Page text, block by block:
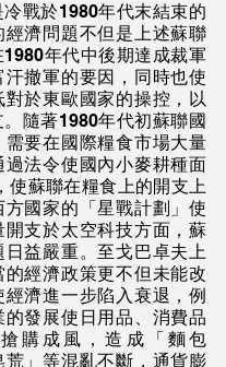
戰於1980年代末結束的
濟問題不但是上述蘇聯
年代中後期達成裁軍
撤軍的要因，同時也使
於東歐國家的操控，以
隨著1980年代初蘇聯國
需要在國際糧食市場大量
法令使國內小麥耕種面
使蘇聯在糧食上的開支上
國家的「星戰計劃」使
支於太空科技方面，蘇
益嚴重。至戈巴卓夫上
的經濟政策更不但未能改
濟進一步陷入衰退，例
發展使日用品、消費品
購成風，造成「麵包
」等混亂不斷，通貨膨